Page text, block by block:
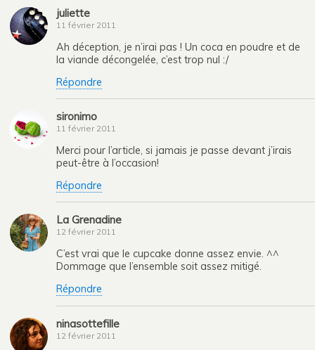
juliette
11 février 2011
Ah déception, je n’irai pas ! Un coca en poudre et de
la viande décongelée, c’est trop nul :/
Répondre
sironimo
11 février 2011
Merci pour l’article, si jamais je passe devant j’irais
peut-être à l’occasion!
Répondre
La Grenadine
12 février 2011
C’est vrai que le cupcake donne assez envie. ^^
Dommage que l’ensemble soit assez mitigé.
Répondre
ninasottefille
12 février 2011